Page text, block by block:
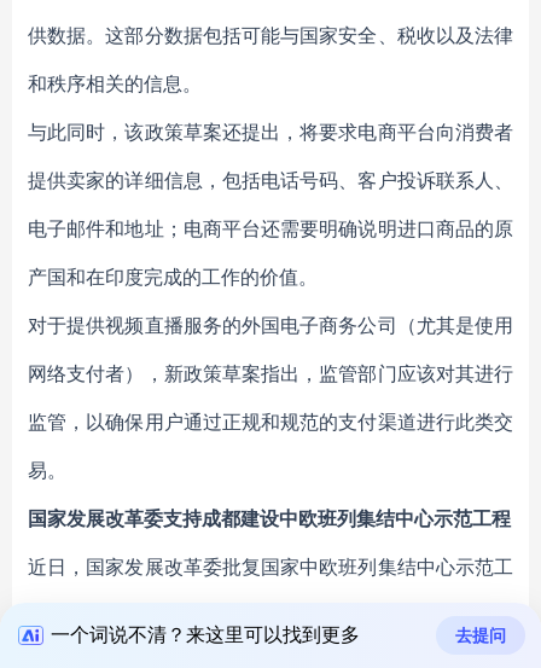
供数据。这部分数据包括可能与国家安全、税收以及法律
和秩序相关的信息。
与此同时，该政策草案还提出，将要求电商平台向消费者
提供卖家的详细信息，包括电话号码、客户投诉联系人、
电子邮件和地址；电商平台还需要明确说明进口商品的原
产国和在印度完成的工作的价值。
对于提供视频直播服务的外国电子商务公司（尤其是使用
网络支付者），新政策草案指出，监管部门应该对其进行
监管，以确保用户通过正规和规范的支付渠道进行此类交
易。
国家发展改革委支持成都建设中欧班列集结中心示范工程
近日，国家发展改革委批复国家中欧班列集结中心示范工
一个词说不清？来这里可以找到更多 去提问